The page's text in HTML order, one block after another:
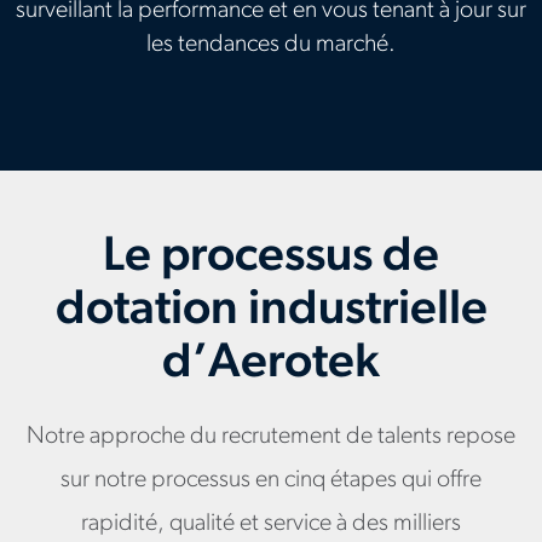
surveillant la performance et en vous tenant à jour sur
les tendances du marché.
Le processus de
dotation industrielle
d’Aerotek
Notre approche du recrutement de talents repose
sur notre processus en cinq étapes qui offre
rapidité, qualité et service à des milliers